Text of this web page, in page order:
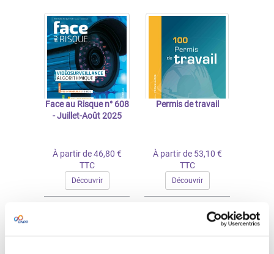
Face au Risque n° 608
- Juillet-Août 2025
À partir de 46,80 €
TTC
Découvrir
Permis de travail
À partir de 53,10 €
TTC
Découvrir